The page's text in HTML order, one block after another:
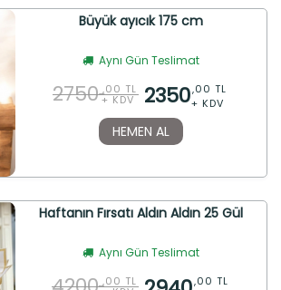
Büyük ayıcık 175 cm
Aynı Gün Teslimat
2750 ,00 TL
+ KDV 2350,00 TL
+ KDV
HEMEN AL
Haftanın Fırsatı Aldın Aldın 25 Gül
Aynı Gün Teslimat
,00 TL
,00 TL